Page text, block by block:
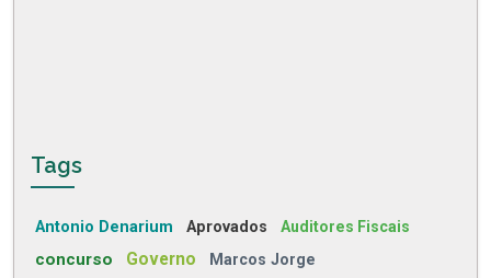
Tags
Antonio Denarium Aprovados Auditores Fiscais
concurso Governo Marcos Jorge